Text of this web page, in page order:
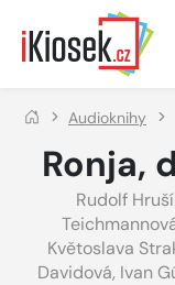
Přejít na hlavní obsah
Audioknihy
Ronja,
Rudolf
Květoslava
Davidová, Ivan